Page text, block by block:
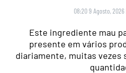
08:20 9 Agosto, 2026
Este ingrediente mau
presente em vários
diariamente, muitas vezes